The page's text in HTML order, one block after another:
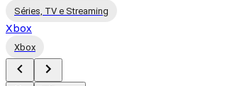
Séries, TV e Streaming
Xbox
Xbox